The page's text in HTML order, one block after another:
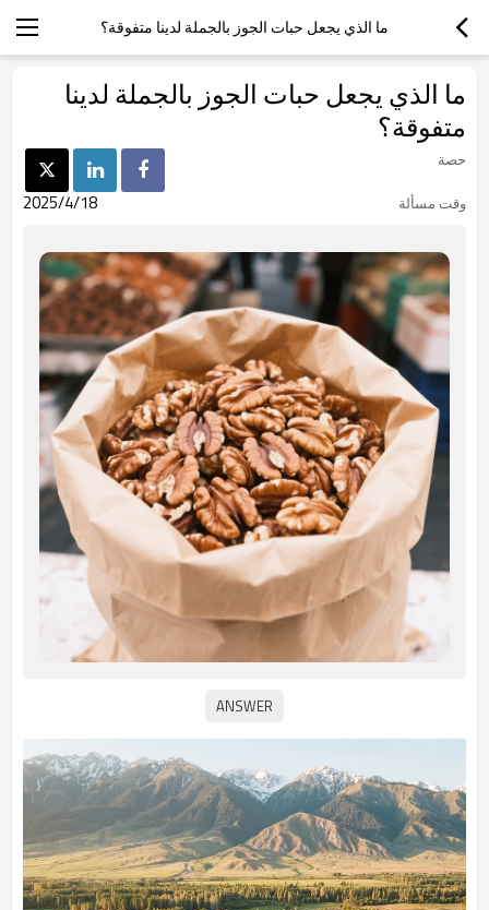
ما الذي يجعل حبات الجوز بالجملة لدينا متفوقة؟
ما الذي يجعل حبات الجوز بالجملة لدينا
متفوقة؟
حصة
وقت مسألة
2025/4/18